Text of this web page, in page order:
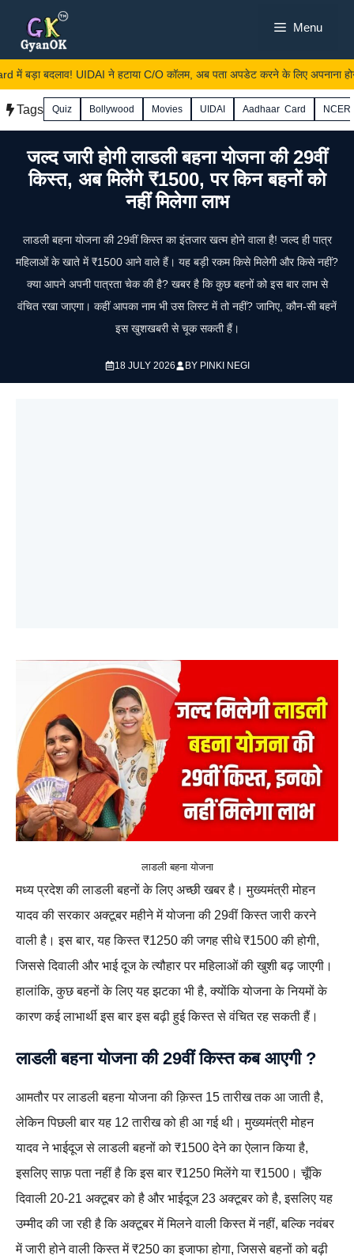
content
Menu
बड़ा बदलाव! UIDAI ने हटाया C/O कॉलम, अब पता अपडेट करने के लिए अपनाना होगा
Tags Quiz Bollywood Movies UIDAI Aadhaar Card
जल्द जारी होगी लाडली बहना योजना की 29वीं
किस्त, अब मिलेंगे ₹1500, पर किन बहनों को
नहीं मिलेगा लाभ
लाडली बहना योजना की 29वीं किस्त का इंतजार खत्म होने वाला है! जल्द ही पात्र
महिलाओं के खाते में ₹1500 आने वाले हैं। यह बड़ी रकम किसे मिलेगी और किसे नहीं?
क्या आपने अपनी पात्रता चेक की है? खबर है कि कुछ बहनों को इस बार लाभ से
वंचित रखा जाएगा। कहीं आपका नाम भी उस लिस्ट में तो नहीं? जानिए, कौन-सी बहनें
इस खुशखबरी से चूक सकती हैं।
18 JULY 2026 BY PINKI NEGI
लाडली बहना योजना
मध्य प्रदेश की लाडली बहनों के लिए अच्छी खबर है। मुख्यमंत्री मोहन
यादव की सरकार अक्टूबर महीने में योजना की 29वीं किस्त जारी करने
वाली है। इस बार, यह किस्त ₹1250 की जगह सीधे ₹1500 की होगी,
जिससे दिवाली और भाई दूज के त्यौहार पर महिलाओं की खुशी बढ़ जाएगी।
हालांकि, कुछ बहनों के लिए यह झटका भी है, क्योंकि योजना के नियमों के
कारण कई लाभार्थी इस बार इस बढ़ी हुई किस्त से वंचित रह सकती हैं।
लाडली बहना योजना की 29वीं किस्त कब आएगी ?
आमतौर पर लाडली बहना योजना की क़िस्त 15 तारीख तक आ जाती है,
लेकिन पिछली बार यह 12 तारीख को ही आ गई थी। मुख्यमंत्री मोहन
यादव ने भाईदूज से लाडली बहनों को ₹1500 देने का ऐलान किया है,
इसलिए साफ़ पता नहीं है कि इस बार ₹1250 मिलेंगे या ₹1500। चूँकि
दिवाली 20-21 अक्टूबर को है और भाईदूज 23 अक्टूबर को है, इसलिए यह
उम्मीद की जा रही है कि अक्टूबर में मिलने वाली किस्त में नहीं, बल्कि नवंबर
में जारी होने वाली किस्त में ₹250 का इजाफा होगा, जिससे बहनों को बढ़ी